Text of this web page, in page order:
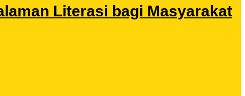
Literasi bagi Masyarakat